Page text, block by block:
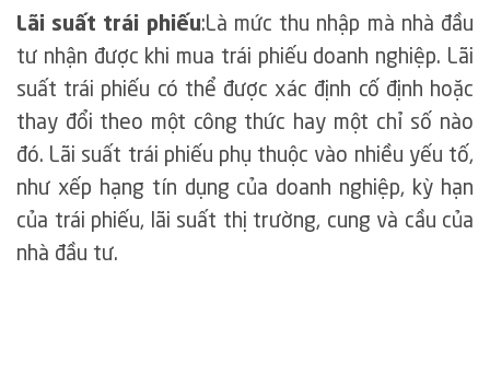
Lãi suất trái phiếu:Là mức thu nhập mà nhà đầu
tư nhận được khi mua trái phiếu doanh nghiệp. Lãi
suất trái phiếu có thể được xác định cố định hoặc
thay đổi theo một công thức hay một chỉ số nào
đó. Lãi suất trái phiếu phụ thuộc vào nhiều yếu tố,
như xếp hạng tín dụng của doanh nghiệp, kỳ hạn
của trái phiếu, lãi suất thị trường, cung và cầu của
nhà đầu tư.